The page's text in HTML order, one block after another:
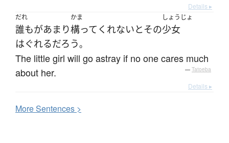
Details ▸
だれ
誰もがあまり
かま
構って くれないとその
しょうじょ
少女
はぐれるだろう。
The little girl will go astray if no one cares much
about her.
— Tatoeba
Details ▸
MoreSentences >